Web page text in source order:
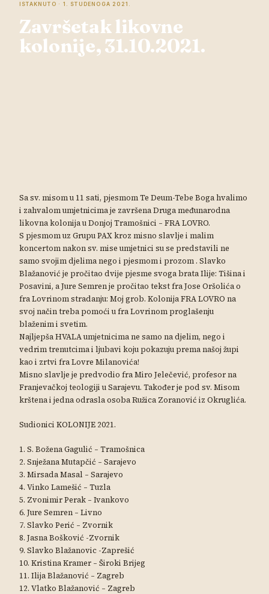
ISTAKNUTO · 1. STUDENOGA 2021.
Završetak likovne
kolonije, 31.10.2021.
Sa sv. misom u 11 sati, pjesmom Te Deum-Tebe Boga hvalimo
i zahvalom umjetnicima je završena Druga međunarodna
likovna kolonija u Donjoj Tramošnici – FRA LOVRO.
S pjesmom uz Grupu PAX kroz misno slavlje i malim
koncertom nakon sv. mise umjetnici su se predstavili ne
samo svojim djelima nego i pjesmom i prozom . Slavko
Blažanović je pročitao dvije pjesme svoga brata Ilije: Tišina i
Posavini, a Jure Semren je pročitao tekst fra Jose Oršolića o
fra Lovrinom stradanju: Moj grob. Kolonija FRA LOVRO na
svoj način treba pomoći u fra Lovrinom proglašenju
blaženim i svetim.
Najljepša HVALA umjetnicima ne samo na djelim, nego i
vedrim trenutcima i ljubavi koju pokazuju prema našoj župi
kao i zrtvi fra Lovre Milanovića!
Misno slavlje je predvodio fra Miro Jelečević, profesor na
Franjevačkoj teologiji u Sarajevu. Također je pod sv. Misom
krštena i jedna odrasla osoba Ružica Zoranović iz Okruglića.
Sudionici KOLONIJE 2021.
1. S. Božena Gagulić – Tramošnica
2. Snježana Mutapčić – Sarajevo
3. Mirsada Masal – Sarajevo
4. Vinko Lamešić – Tuzla
5. Zvonimir Perak – Ivankovo
6. Jure Semren – Livno
7. Slavko Perić – Zvornik
8. Jasna Bošković -Zvornik
9. Slavko Blažanovic -Zaprešić
10. Kristina Kramer – Široki Brijeg
11. Ilija Blažanović – Zagreb
12. Vlatko Blažanović – Zagreb